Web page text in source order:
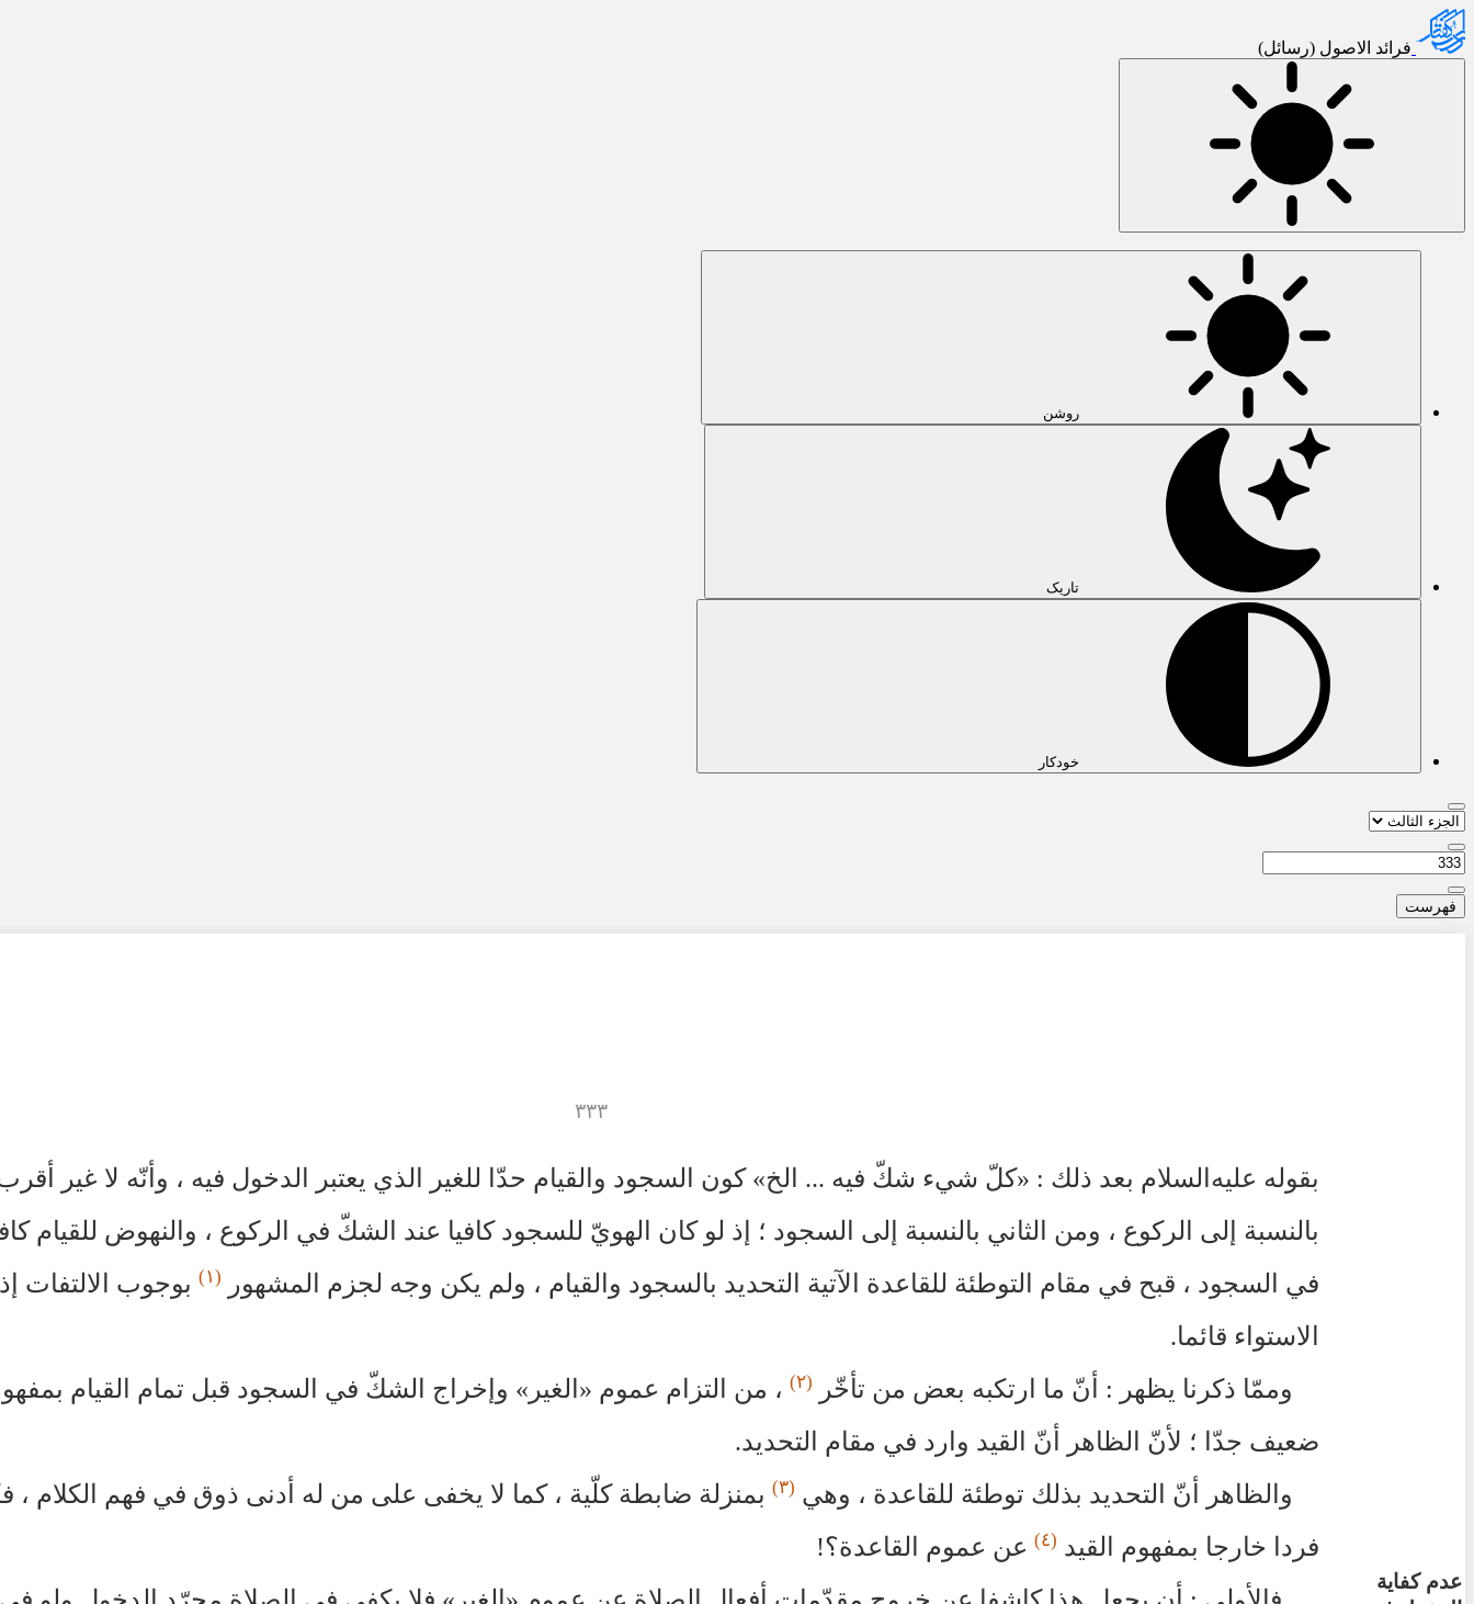
فرائد الاصول (رسائل)
فهرست
٣٣٣
بقوله عليه‌السلام بعد ذلك : «كلّ شيء شكّ فيه ... الخ» كون السجود والقيام حدّا للغير الذي يعتبر الدخول فيه ، وأنّه لا غير
بالنسبة إلى الركوع ، ومن الثاني بالنسبة إلى السجود ؛ إذ لو كان الهويّ للسجود كافيا عند الشكّ في الركوع ، والنهوض للقيام
في السجود ، قبح في مقام التوطئة للقاعدة الآتية التحديد بالسجود والقيام ، ولم يكن وجه لجزم المشهور
(١)
بوجوب الالتفات
الاستواء قائما.
وممّا ذكرنا يظهر : أنّ ما ارتكبه بعض من تأخّر
(٢)
، من التزام عموم «الغير» وإخراج الشكّ في السجود قبل تمام القيام
ضعيف جدّا ؛ لأنّ الظاهر أنّ القيد وارد في مقام التحديد.
والظاهر أنّ التحديد بذلك توطئة للقاعدة ، وهي (٣)
بمنزلة ضابطة كلّية ، كما لا يخفى على من له أدنى ذوق في فهم الكلام
فردا خارجا بمفهوم القيد (٤) عن عموم القاعدة؟!
عدم كفاية